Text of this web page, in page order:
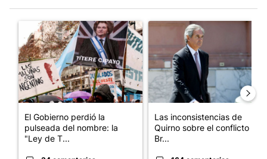
Un artículo de tendencia con el título "El Gobierno perdió la
El Gobierno perdió la
pulseada del nombre: la
"Ley de T...
Un artículo de tendencia con
Las inconsistencias de
Quirno sobre el conflicto con
Br...